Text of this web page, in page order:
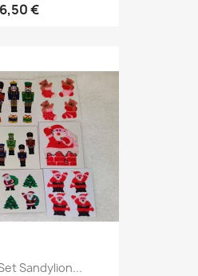
6,50 €
Sandylion...